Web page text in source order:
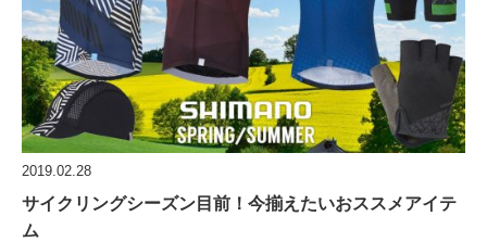
2019.02.28
サイクリングシーズン目前！今揃えたいおススメアイテ
ム